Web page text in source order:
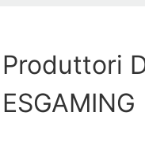
Produttori
ESGAMING